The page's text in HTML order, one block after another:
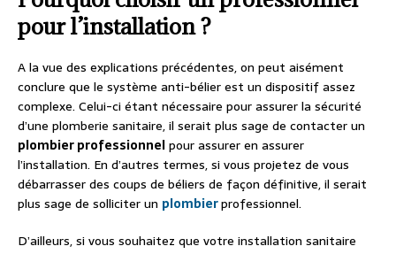
pour l’installation ?
A la vue des explications précédentes, on peut aisément
conclure que le système anti-bélier est un dispositif assez
complexe. Celui-ci étant nécessaire pour assurer la sécurité
d’une plomberie sanitaire, il serait plus sage de contacter un
plombier professionnelpour assurer en assurer
l’installation. En d’autres termes, si vous projetez de vous
débarrasser des coups de béliers de façon définitive, il serait
plus sage de solliciter un plombierprofessionnel.
D’ailleurs, si vous souhaitez que votre installation sanitaire